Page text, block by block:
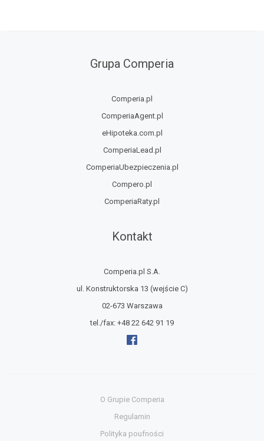
Grupa Comperia
Comperia.pl
ComperiaAgent.pl
eHipoteka.com.pl
ComperiaLead.pl
ComperiaUbezpieczenia.pl
Compero.pl
ComperiaRaty.pl
Kontakt
Comperia.pl S.A.
ul. Konstruktorska 13 (wejście C)
02-673 Warszawa
tel./fax: +48 22 642 91 19
O Grupie Comperia
Regulamin
Polityka poufności